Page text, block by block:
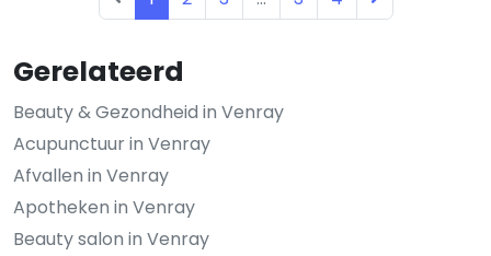
Gerelateerd
Beauty & Gezondheid in Venray
Acupunctuur in Venray
Afvallen in Venray
Apotheken in Venray
Beauty salon in Venray